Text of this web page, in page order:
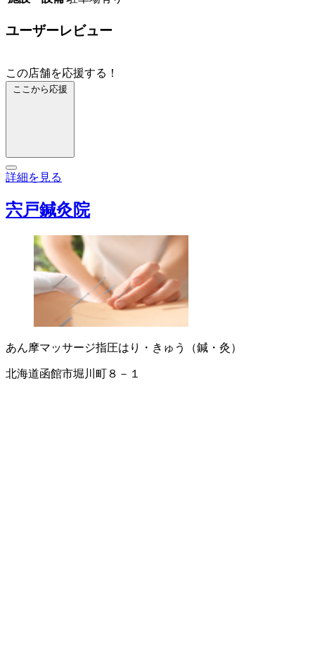
ユーザーレビュー
この店舗を応援する！
ここから応援
詳細を見る
宍戸鍼灸院
あん摩マッサージ指圧はり・きゅう（鍼・灸）
北海道函館市堀川町８－１